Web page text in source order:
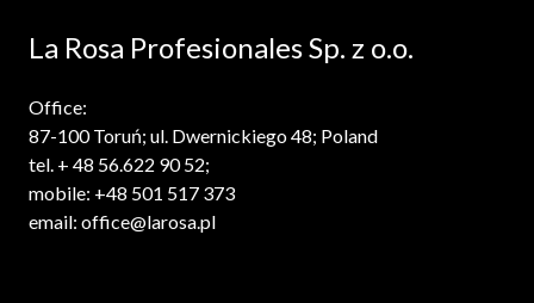
La Rosa Profesionales Sp. z o.o.
Office:
87-100 Toruń; ul. Dwernickiego 48; Poland
tel. + 48 56.622 90 52;
mobile: +48 501 517 373
email: office@larosa.pl